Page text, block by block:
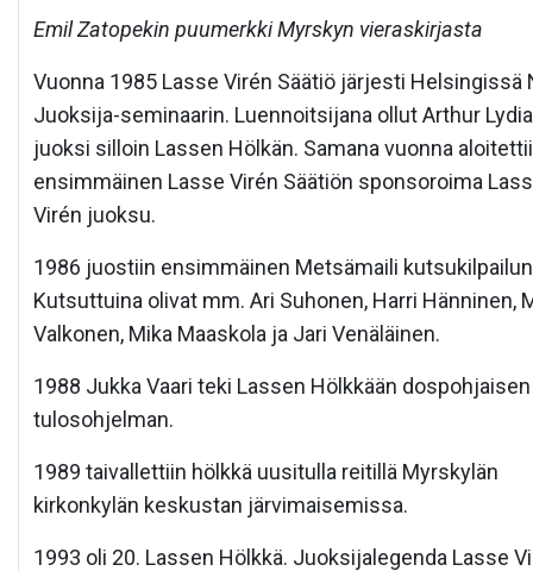
Emil Zatopekin puumerkki Myrskyn vieraskirjasta
Vuonna 1985 Lasse Virén Säätiö järjesti Helsingissä
Juoksija-seminaarin. Luennoitsijana ollut Arthur
juoksi silloin Lassen Hölkän. Samana vuonna
ensimmäinen Lasse Virén Säätiön sponsoroima
Virén juoksu.
1986 juostiin ensimmäinen Metsämaili
Kutsuttuina olivat mm. Ari Suhonen, Harri Hänninen,
Valkonen, Mika Maaskola ja Jari Venäläinen.
1988 Jukka Vaari teki Lassen Hölkkään dospohjaisen
tulosohjelman.
1989 taivallettiin hölkkä uusitulla reitillä Myrskylän
kirkonkylän keskustan järvimaisemissa.
1993 oli 20. Lassen Hölkkä. Juoksijalegenda Lasse